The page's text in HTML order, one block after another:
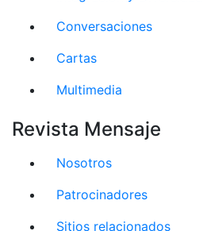
Conversaciones
Cartas
Multimedia
Revista Mensaje
Nosotros
Patrocinadores
Sitios relacionados